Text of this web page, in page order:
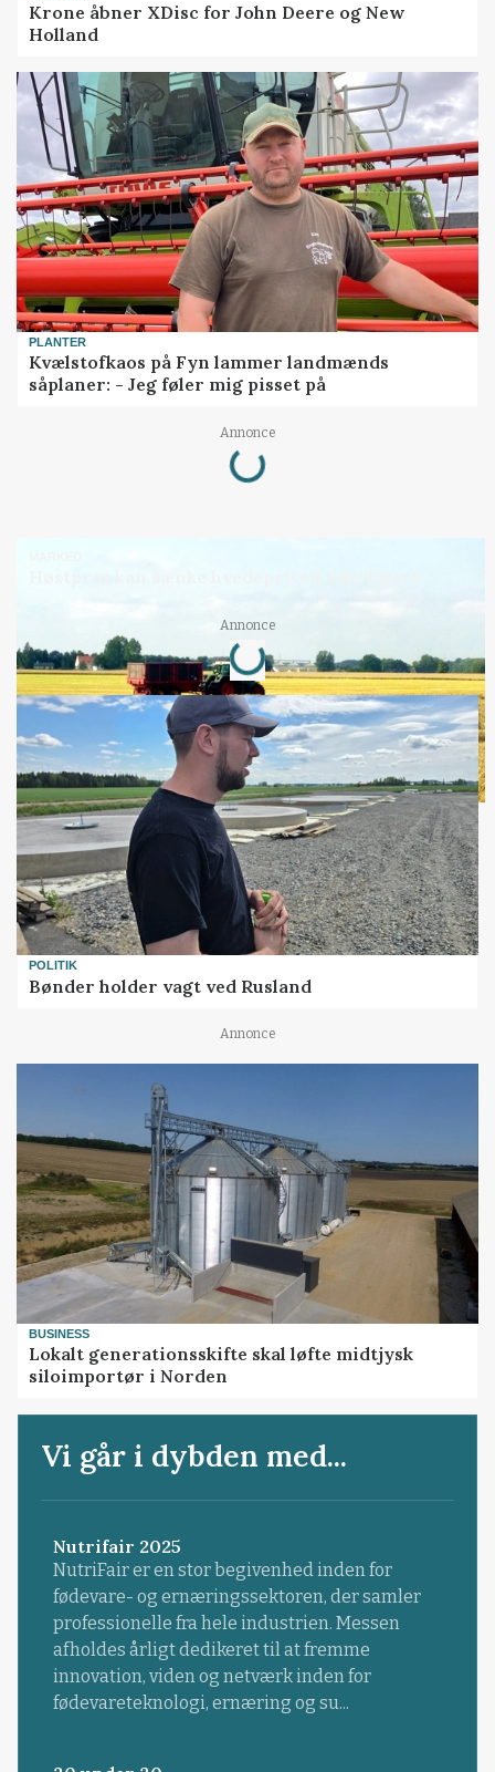
Krone åbner XDisc for John Deere og New
Holland
PLANTER
Kvælstofkaos på Fyn lammer landmænds
såplaner: - Jeg føler mig pisset på
Annonce
Loading...
Annonce
Loading...
POLITIK
Bønder holder vagt ved Rusland
Annonce
BUSINESS
Lokalt generationsskifte skal løfte midtjysk
siloimportør i Norden
Vi går i dybden med...
Nutrifair 2025
NutriFair er en stor begivenhed inden for
fødevare- og ernæringssektoren, der samler
professionelle fra hele industrien. Messen
afholdes årligt dedikeret til at fremme
innovation, viden og netværk inden for
fødevareteknologi, ernæring og su...